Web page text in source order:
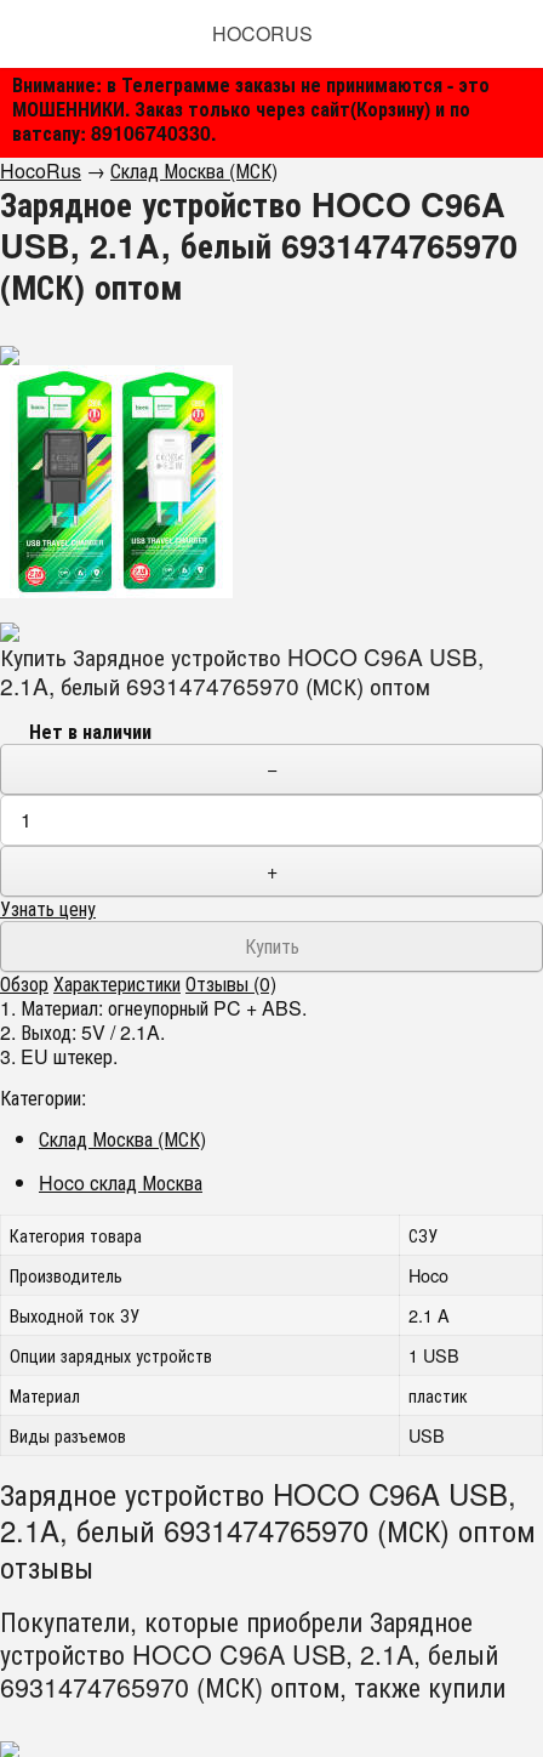
Внимание: в Телеграмме заказы не принимаются - это
МОШЕННИКИ. Заказ только через сайт(Корзину) и по
ватсапу: 89106740330.
HOCORUS
HocoRus → Склад Москва (МСК)
Зарядное устройство HOCO C96A
USB, 2.1A, белый 6931474765970
(МСК) оптом
Купить Зарядное устройство HOCO C96A USB,
2.1A, белый 6931474765970 (МСК) оптом
Нет в наличии
−
+
Узнать цену
ОбзорХарактеристикиОтзывы (0)
1. Материал: огнеупорный PC + ABS.
2. Выход: 5V / 2.1A.
3. EU штекер.
Категории:
Склад Москва (МСК)
Hoco склад Москва
Категория товара
СЗУ
Производитель
Hoco
Выходной ток ЗУ
2.1 A
Опции зарядных устройств
1 USB
Материал
пластик
Виды разъемов
USB
Зарядное устройство HOCO C96A USB,
2.1A, белый 6931474765970 (МСК) оптом
отзывы
Покупатели, которые приобрели Зарядное
устройство HOCO C96A USB, 2.1A, белый
6931474765970 (МСК) оптом, также купили